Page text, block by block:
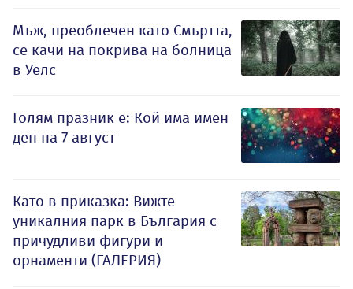
Мъж, преоблечен като Смъртта,
се качи на покрива на болница
в Уелс
Голям празник е: Кой има имен
ден на 7 август
Като в приказка: Вижте
уникалния парк в България с
причудливи фигури и
орнаменти (ГАЛЕРИЯ)